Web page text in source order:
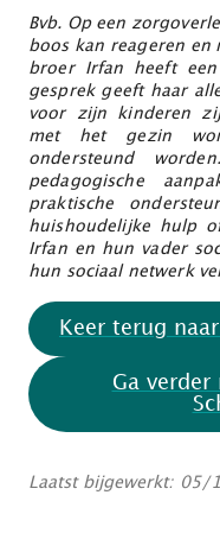
Bvb. Op een
boos kan reageren en
broer Irfan heeft
gesprek geeft haar
voor zijn kinderen
met het gezin
ondersteund
pedagogische
praktische
huishoudelijke hulp
Irfan en hun vader
hun sociaal netwerk
Keer terug
Ga verder
Laatst bijgewerkt: 05/